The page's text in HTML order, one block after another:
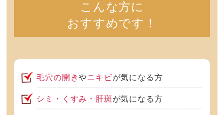
こんな方に
おすすめです！
毛穴の開きやニキビが気になる方
シミ・くすみ・肝斑が気になる方